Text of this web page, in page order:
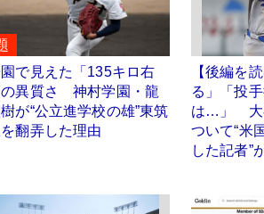
で見えた「135キロ右
の異質さ 神村学園・龍
が“公立進学校の雄”東筑
翻弄した理由
【後編を
る」「投
は…」 大
ついて“米
した記者”